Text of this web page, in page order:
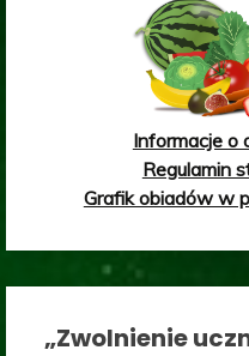
Informacje o
Regulamin
Grafik obiadów w
„Zwolnienie